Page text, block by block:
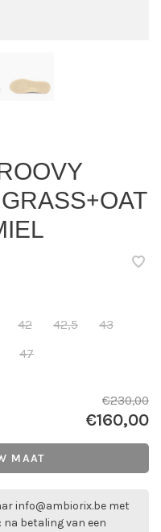
42 42,5
43
47
€230,00
€160,00
MAAT
info@ambiorix.be met
betaling van een